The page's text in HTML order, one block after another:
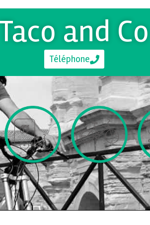
Taco and Co
Téléphone